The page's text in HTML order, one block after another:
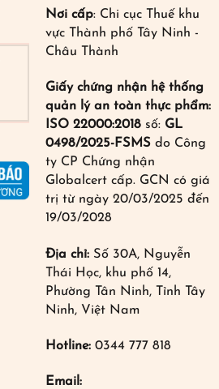
Nơi cấp: Chi cục Thuế khu
vực Thành phố Tây Ninh -
Châu Thành
Giấy chứng nhận hệ thống
quản lý an toàn thực phẩm:
ISO 22000:2018 số: GL
0498/2025-FSMS do Công
ty CP Chứng nhận
Globalcert cấp. GCN có giá
trị từ ngày 20/03/2025 đến
19/03/2028
Địa chỉ: Số 30A, Nguyễn
Thái Học, khu phố 14,
Phường Tân Ninh, Tỉnh Tây
Ninh, Việt Nam
Hotline: 0344 777 818
Email: